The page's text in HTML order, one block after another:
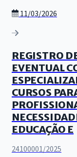
11/03/2026
REGISTRO
EVENTUAL
CURSOS
EDUCAÇÃO E
24100001/2025